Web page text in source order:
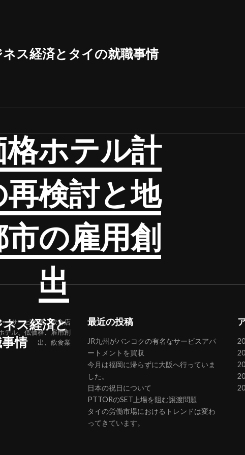
ス経済とタイの就職事情
ホテル計
再検討と地
市の雇用創
出
ー:サービス業、飲食店
テル、 低価格、 雇用創
出 、 飲食業
ス経済と
情
最近の投稿
JR九州がバンコクの有名なサービスアパ
ートメントを買収
今月は福岡に帰らずに大阪へ行っていま
した。
日本の祝日について
PTTORのSET上場を阻む譲渡問題
タイの労働市場におけるトレンドは変わ
ってきています。